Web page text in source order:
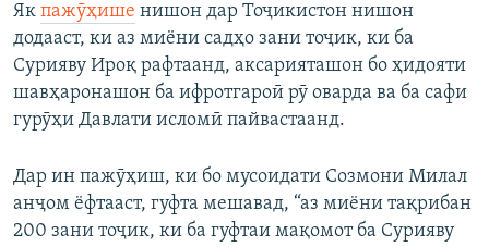
Як пажӯҳише нишон дар Тоҷикистон нишон
додааст, ки аз миёни садҳо зани тоҷик, ки ба
Сурияву Ироқ рафтаанд, аксарияташон бо ҳидояти
шавҳаронашон ба ифротгароӣ рӯ оварда ва ба сафи
гурӯҳи Давлати исломӣ пайвастаанд.
Дар ин пажӯҳиш, ки бо мусоидати Созмони Милал
анҷом ёфтааст, гуфта мешавад, “аз миёни тақрибан
200 зани тоҷик, ки ба гуфтаи мақомот ба Сурияву